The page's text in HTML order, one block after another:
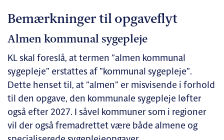
Bemærkninger til opgaveflyt
Almen kommunal sygepleje
KL skal foreslå, at termen ”almen kommunal
sygepleje” erstattes af ”kommunal sygepleje”.
Dette henset til, at ”almen” er misvisende i forhold
til den opgave, den kommunale sygepleje løfter
også efter 2027. I såvel kommuner som i regioner
vil der også fremadrettet være både almene og